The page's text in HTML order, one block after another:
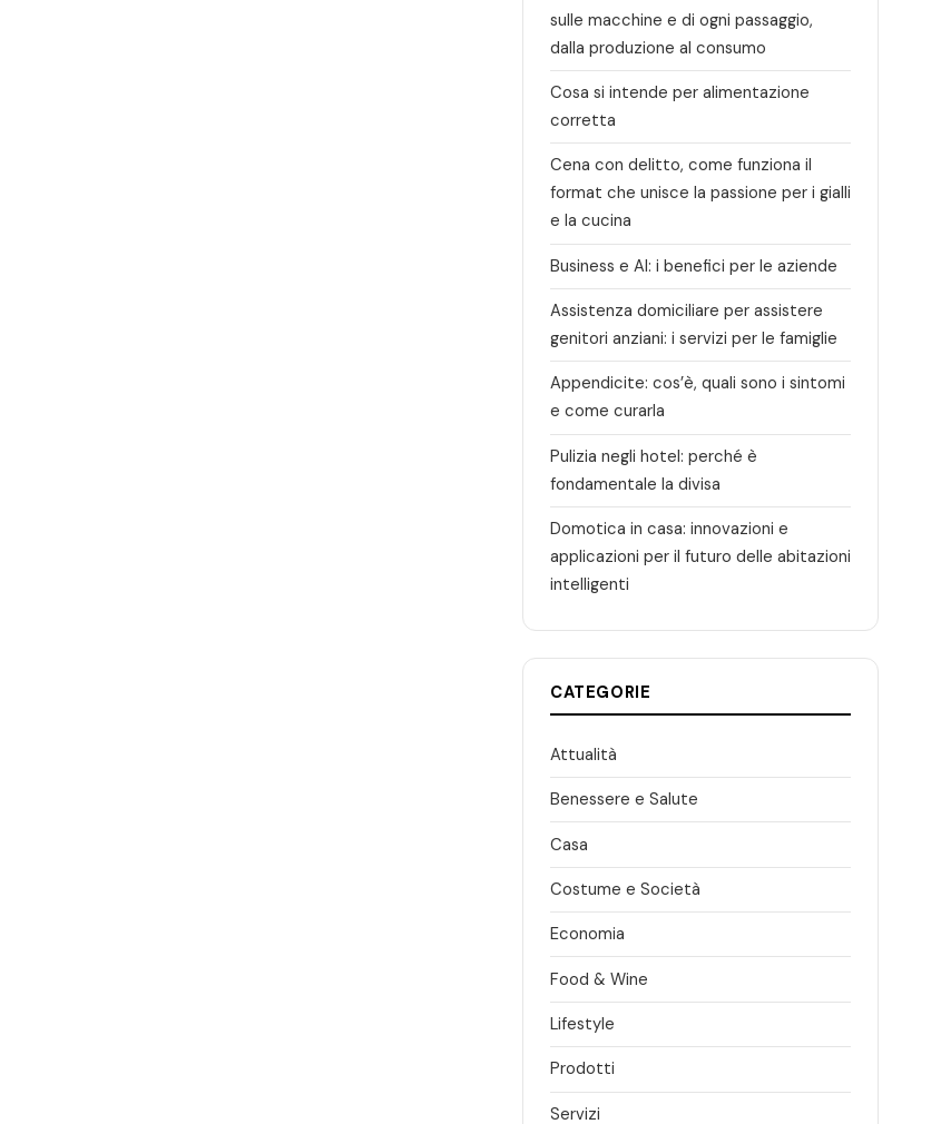
sulle macchine e di ogni passaggio,
dalla produzione al consumo
Cosa si intende per alimentazione
corretta
Cena con delitto, come funziona il
format che unisce la passione per i gialli
e la cucina
Business e AI: i benefici per le aziende
Assistenza domiciliare per assistere
genitori anziani: i servizi per le famiglie
Appendicite: cos’è, quali sono i sintomi
e come curarla
Pulizia negli hotel: perché è
fondamentale la divisa
Domotica in casa: innovazioni e
applicazioni per il futuro delle abitazioni
intelligenti
CATEGORIE
Attualità
Benessere e Salute
Casa
Costume e Società
Economia
Food & Wine
Lifestyle
Prodotti
Servizi